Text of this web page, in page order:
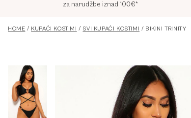
za narudžbe iznad 100€*
ACTIVEWEAR
TOPI
HOME / KUPAĆI KOSTIMI / SVI KUPAĆI KOSTIMI / BIKINI TRINITY